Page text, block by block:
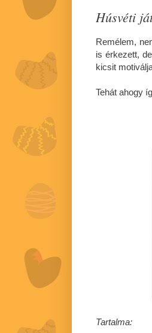
Húsvéti
Remélem,
is érkezett,
kicsit
Tehát ahogy
Tartalma: